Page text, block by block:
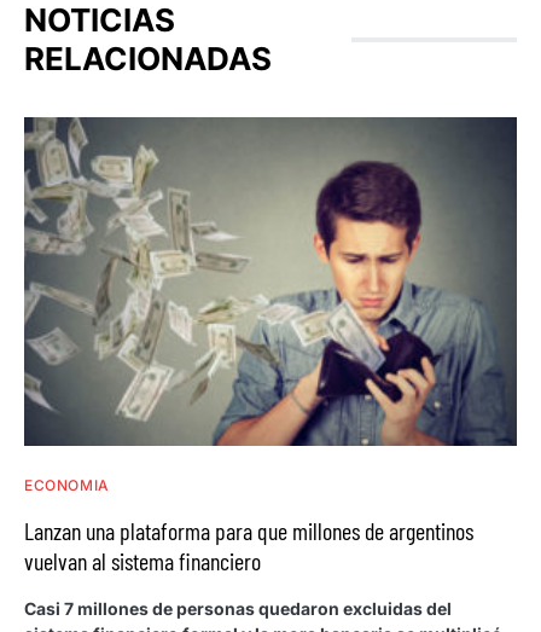
NOTICIAS
RELACIONADAS
ECONOMIA
Lanzan una plataforma para que millones de argentinos
vuelvan al sistema financiero
Casi 7 millones de personas quedaron excluidas del